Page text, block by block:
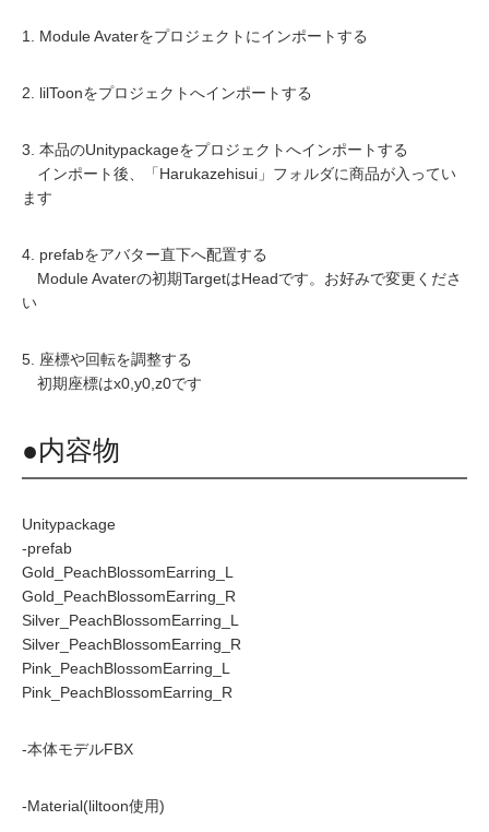
1. Module Avaterをプロジェクトにインポートする
2. lilToonをプロジェクトへインポートする
3. 本品のUnitypackageをプロジェクトへインポートする
インポート後、「Harukazehisui」フォルダに商品が入ってい
ます
4. prefabをアバター直下へ配置する
Module Avaterの初期TargetはHeadです。お好みで変更くださ
い
5. 座標や回転を調整する
初期座標はx0,y0,z0です
●内容物
Unitypackage
-prefab
Gold_PeachBlossomEarring_L
Gold_PeachBlossomEarring_R
Silver_PeachBlossomEarring_L
Silver_PeachBlossomEarring_R
Pink_PeachBlossomEarring_L
Pink_PeachBlossomEarring_R
-本体モデルFBX
-Material(liltoon使用)